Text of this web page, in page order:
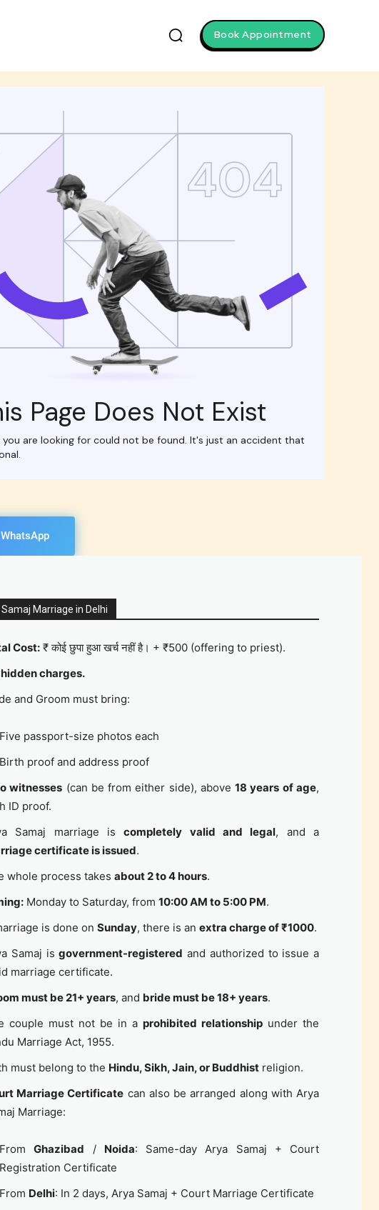
Book Appointment
Marriage in Delhi
Cost: ₹ कोई छुपा हुआ खर्च नहीं है। + ₹500 (offering to priest).
hidden charges.
and Groom must bring:
Five passport-size photos each
Birth proof and address proof
witnesses (can be from either side), above18 years of age,
ID proof.
Samaj marriage iscompletely valid and legal, and a
certificate is issued.
whole process takes about 2 to 4 hours.
Monday to Saturday, from 10:00 AM to 5:00 PM.
is done on Sunday, there is an extra charge of ₹1000.
Samaj isgovernment-registered and authorized to issue a
marriage certificate.
must be 21+ years, and bride must be 18+ years.
couple must not be in a prohibited relationship under the
Marriage Act, 1955.
must belong to the Hindu, Sikh, Jain, or Buddhist religion.
Marriage Certificate can also be arranged along with Arya
Marriage:
FromGhazibad / Noida: Same-day Arya Samaj + Court
Registration Certificate
From Delhi: In 2 days, Arya Samaj + Court Marriage Certificate